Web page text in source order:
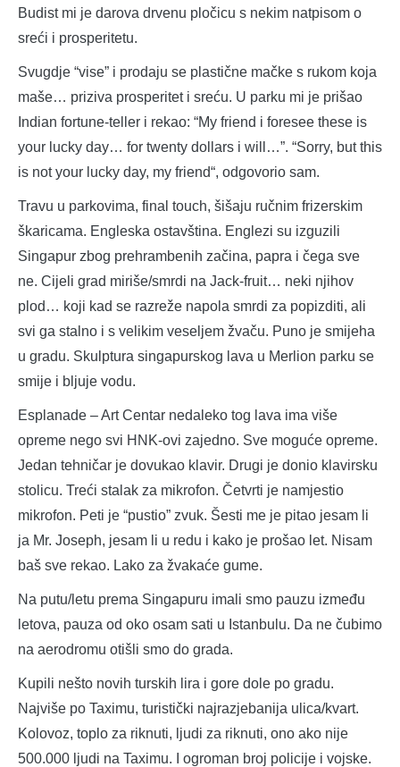
Budist mi je darova drvenu pločicu s nekim natpisom o
sreći i prosperitetu.
Svugdje “vise” i prodaju se plastične mačke s rukom koja
maše… priziva prosperitet i sreću. U parku mi je prišao
Indian fortune-teller i rekao: “My friend i foresee these is
your lucky day… for twenty dollars i will…”. “Sorry, but this
is not your lucky day, my friend“, odgovorio sam.
Travu u parkovima, final touch, šišaju ručnim frizerskim
škaricama. Engleska ostavština. Englezi su izguzili
Singapur zbog prehrambenih začina, papra i čega sve
ne. Cijeli grad miriše/smrdi na Jack-fruit… neki njihov
plod… koji kad se razreže napola smrdi za popizditi, ali
svi ga stalno i s velikim veseljem žvaču. Puno je smijeha
u gradu. Skulptura singapurskog lava u Merlion parku se
smije i bljuje vodu.
Esplanade – Art Centar nedaleko tog lava ima više
opreme nego svi HNK-ovi zajedno. Sve moguće opreme.
Jedan tehničar je dovukao klavir. Drugi je donio klavirsku
stolicu. Treći stalak za mikrofon. Četvrti je namjestio
mikrofon. Peti je “pustio” zvuk. Šesti me je pitao jesam li
ja Mr. Joseph, jesam li u redu i kako je prošao let. Nisam
baš sve rekao. Lako za žvakaće gume.
Na putu/letu prema Singapuru imali smo pauzu između
letova, pauza od oko osam sati u Istanbulu. Da ne čubimo
na aerodromu otišli smo do grada.
Kupili nešto novih turskih lira i gore dole po gradu.
Najviše po Taximu, turistički najrazjebanija ulica/kvart.
Kolovoz, toplo za riknuti, ljudi za riknuti, ono ako nije
500.000 ljudi na Taximu. I ogroman broj policije i vojske.